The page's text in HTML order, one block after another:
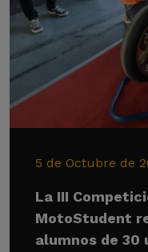
5 de Octubre de
La III
MotoStudent
alumnos de 30